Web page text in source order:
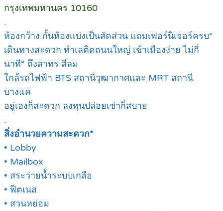
กรุงเทพมหานคร 10160
.
ห้องกว้าง กั้นห้องเเบ่งเป็นสัดส่วน แถมเฟอร์นิเจอร์ครบ*
เดินทางสะดวก ทำเลติดถนนใหญ่ เข้าเมืองง่าย ไม่กี่
นาที* ถึงสาทร สีลม
ใกล้รถไฟฟ้า BTS สถานีวุฒากาศและ MRT สถานี
บางแค
อยู่เองก็สะดวก ลงทุนปล่อยเช่าก็สบาย
.
สิ่งอำนวยความสะดวก*
• Lobby
• Mailbox
• สระว่ายน้ำระบบเกลือ
• ฟิตเนส
• สวนหย่อม